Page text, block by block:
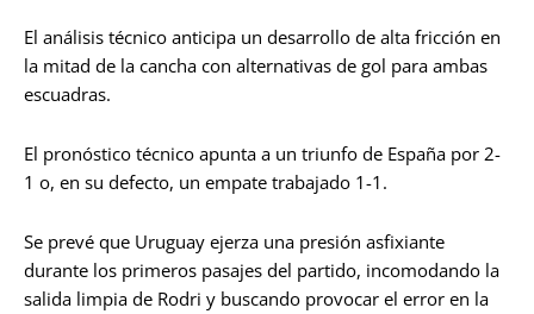
El análisis técnico anticipa un desarrollo de alta fricción en
la mitad de la cancha con alternativas de gol para ambas
escuadras.
El pronóstico técnico apunta a un triunfo de España por 2-
1 o, en su defecto, un empate trabajado 1-1.
Se prevé que Uruguay ejerza una presión asfixiante
durante los primeros pasajes del partido, incomodando la
salida limpia de Rodri y buscando provocar el error en la